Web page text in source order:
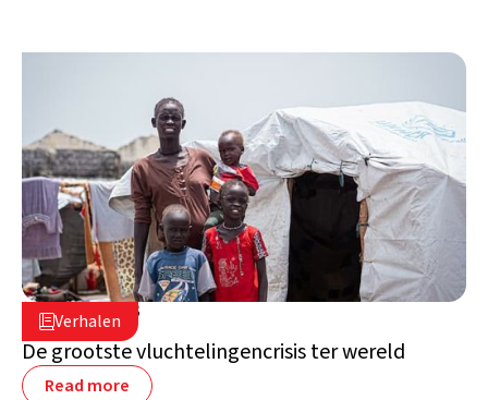
Verhalen
17 april 2023
Soedan
De grootste vluchtelingencrisis ter wereld
Read more